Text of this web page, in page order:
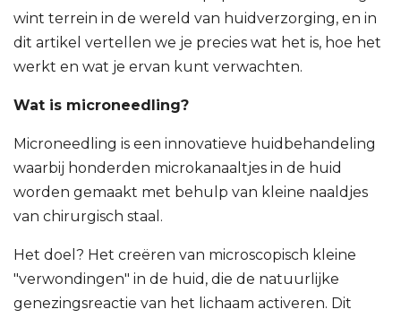
wint terrein in de wereld van huidverzorging, en in
dit artikel vertellen we je precies wat het is, hoe het
werkt en wat je ervan kunt verwachten.
Wat is microneedling?
Microneedling is een innovatieve huidbehandeling
waarbij honderden microkanaaltjes in de huid
worden gemaakt met behulp van kleine naaldjes
van chirurgisch staal.
Het doel? Het creëren van microscopisch kleine
"verwondingen" in de huid, die de natuurlijke
genezingsreactie van het lichaam activeren. Dit